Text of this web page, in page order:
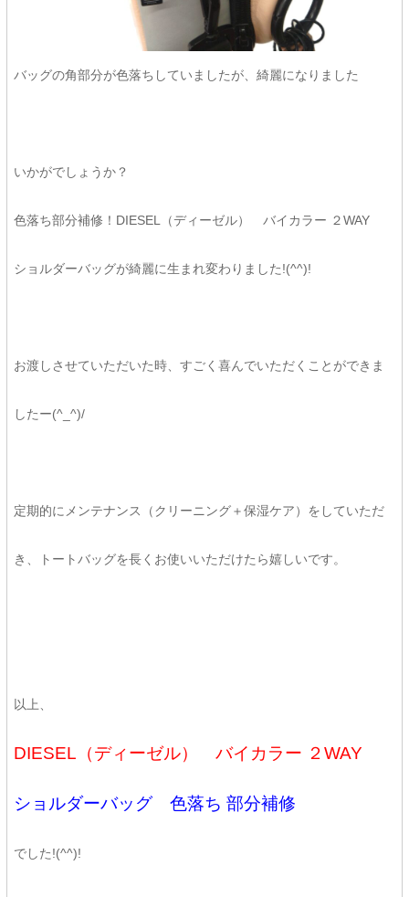
バッグの角部分が色落ちしていましたが、綺麗になりました
いかがでしょうか？
色落ち部分補修！DIESEL（ディーゼル） バイカラー ２WAY
ショルダーバッグが綺麗に生まれ変わりました!(^^)!
お渡しさせていただいた時、すごく喜んでいただくことができま
したー(^_^)/
定期的にメンテナンス（クリーニング＋保湿ケア）をしていただ
き、トートバッグを長くお使いいただけたら嬉しいです。
以上、
DIESEL（ディーゼル） バイカラー ２WAY
ショルダーバッグ 色落ち 部分補修
でした!(^^)!